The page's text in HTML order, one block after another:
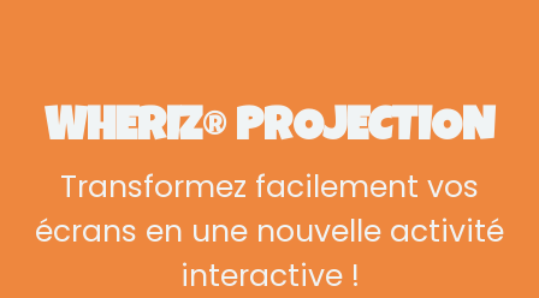
WHERIZ® PROJECTION
Transformez facilement vos
écrans en une nouvelle activité
interactive !